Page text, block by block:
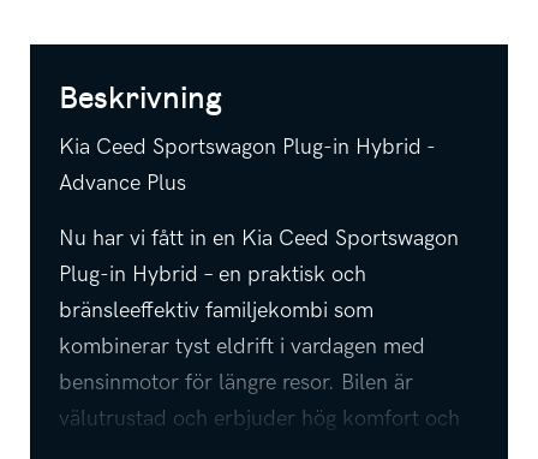
Beskrivning
Kia Ceed Sportswagon Plug-in Hybrid -
Advance Plus
Nu har vi fått in en Kia Ceed Sportswagon
Plug-in Hybrid – en praktisk och
bränsleeffektiv familjekombi som
kombinerar tyst eldrift i vardagen med
bensinmotor för längre resor. Bilen är
välutrustad och erbjuder hög komfort och